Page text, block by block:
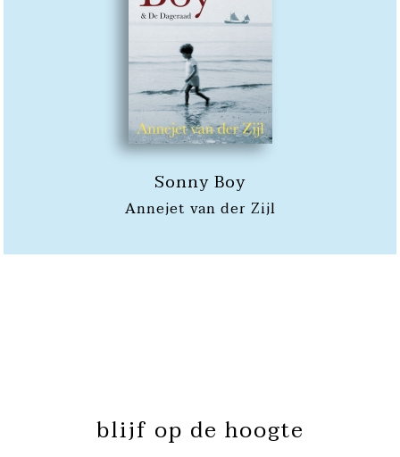
Sonny Boy
Annejet van der Zijl
blijf op de hoogte